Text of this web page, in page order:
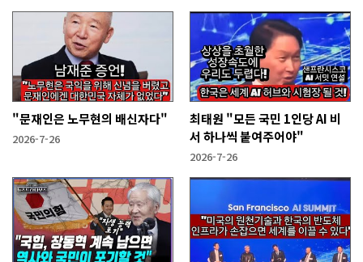
"문재인은 노무현의 배신자다"
2026-7-26
최태원 "모든 국민 1인당 AI 비
서 하나씩 붙여주어야"
2026-7-26